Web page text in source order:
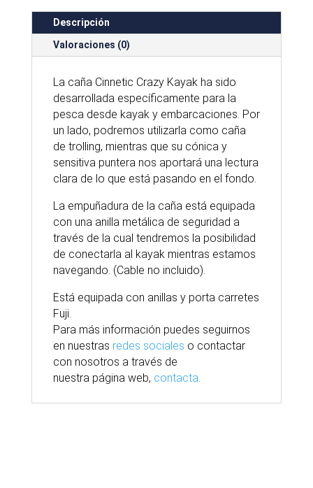
Descripción
Valoraciones (0)
La caña Cinnetic Crazy Kayak ha sido
desarrollada específicamente para la
pesca desde kayak y embarcaciones. Por
un lado, podremos utilizarla como caña
de trolling, mientras que su cónica y
sensitiva puntera nos aportará una lectura
clara de lo que está pasando en el fondo.
La empuñadura de la caña está equipada
con una anilla metálica de seguridad a
través de la cual tendremos la posibilidad
de conectarla al kayak mientras estamos
navegando. (Cable no incluido).
Está equipada con anillas y porta carretes
Fuji.
Para más información puedes seguirnos
en nuestras redes sociales o contactar
con nosotros a través de
nuestra página web, contacta.